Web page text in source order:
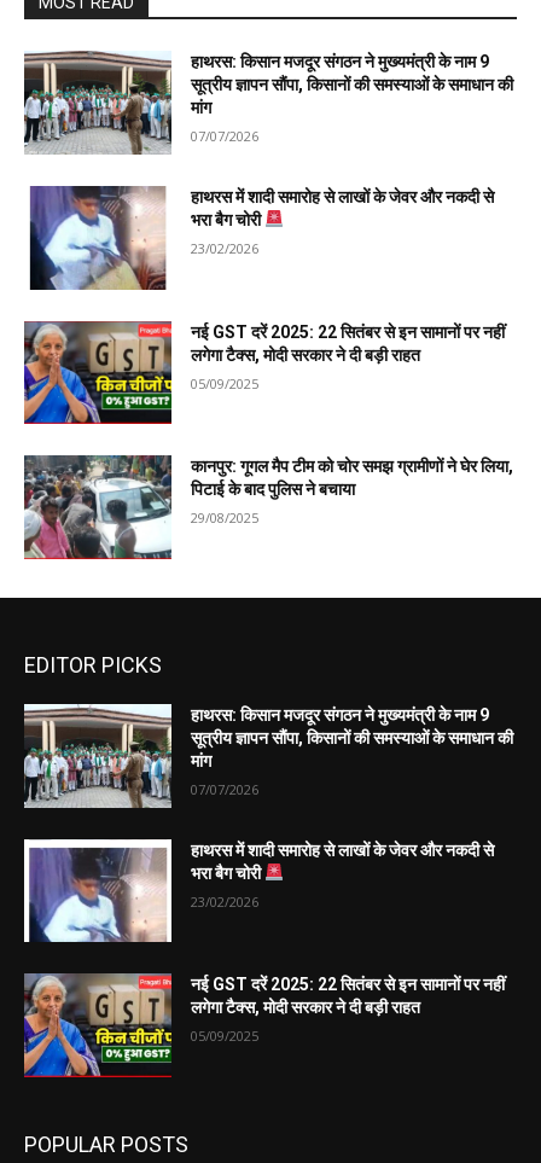
हाथरस: किसान मजदूर संगठन ने मुख्यमंत्री के नाम 9
सूत्रीय ज्ञापन सौंपा, किसानों की समस्याओं के समाधान की
मांग
07/07/2026
हाथरस में शादी समारोह से लाखों के जेवर और नकदी से
भरा बैग चोरी
23/02/2026
नई GST दरें 2025: 22 सितंबर से इन सामानों पर नहीं
लगेगा टैक्स, मोदी सरकार ने दी बड़ी राहत
05/09/2025
कानपुर: गूगल मैप टीम को चोर समझ ग्रामीणों ने घेर लिया,
पिटाई के बाद पुलिस ने बचाया
29/08/2025
EDITOR PICKS
हाथरस: किसान मजदूर संगठन ने मुख्यमंत्री के नाम 9
सूत्रीय ज्ञापन सौंपा, किसानों की समस्याओं के समाधान की
मांग
07/07/2026
हाथरस में शादी समारोह से लाखों के जेवर और नकदी से
भरा बैग चोरी
23/02/2026
नई GST दरें 2025: 22 सितंबर से इन सामानों पर नहीं
लगेगा टैक्स, मोदी सरकार ने दी बड़ी राहत
05/09/2025
POPULAR POSTS